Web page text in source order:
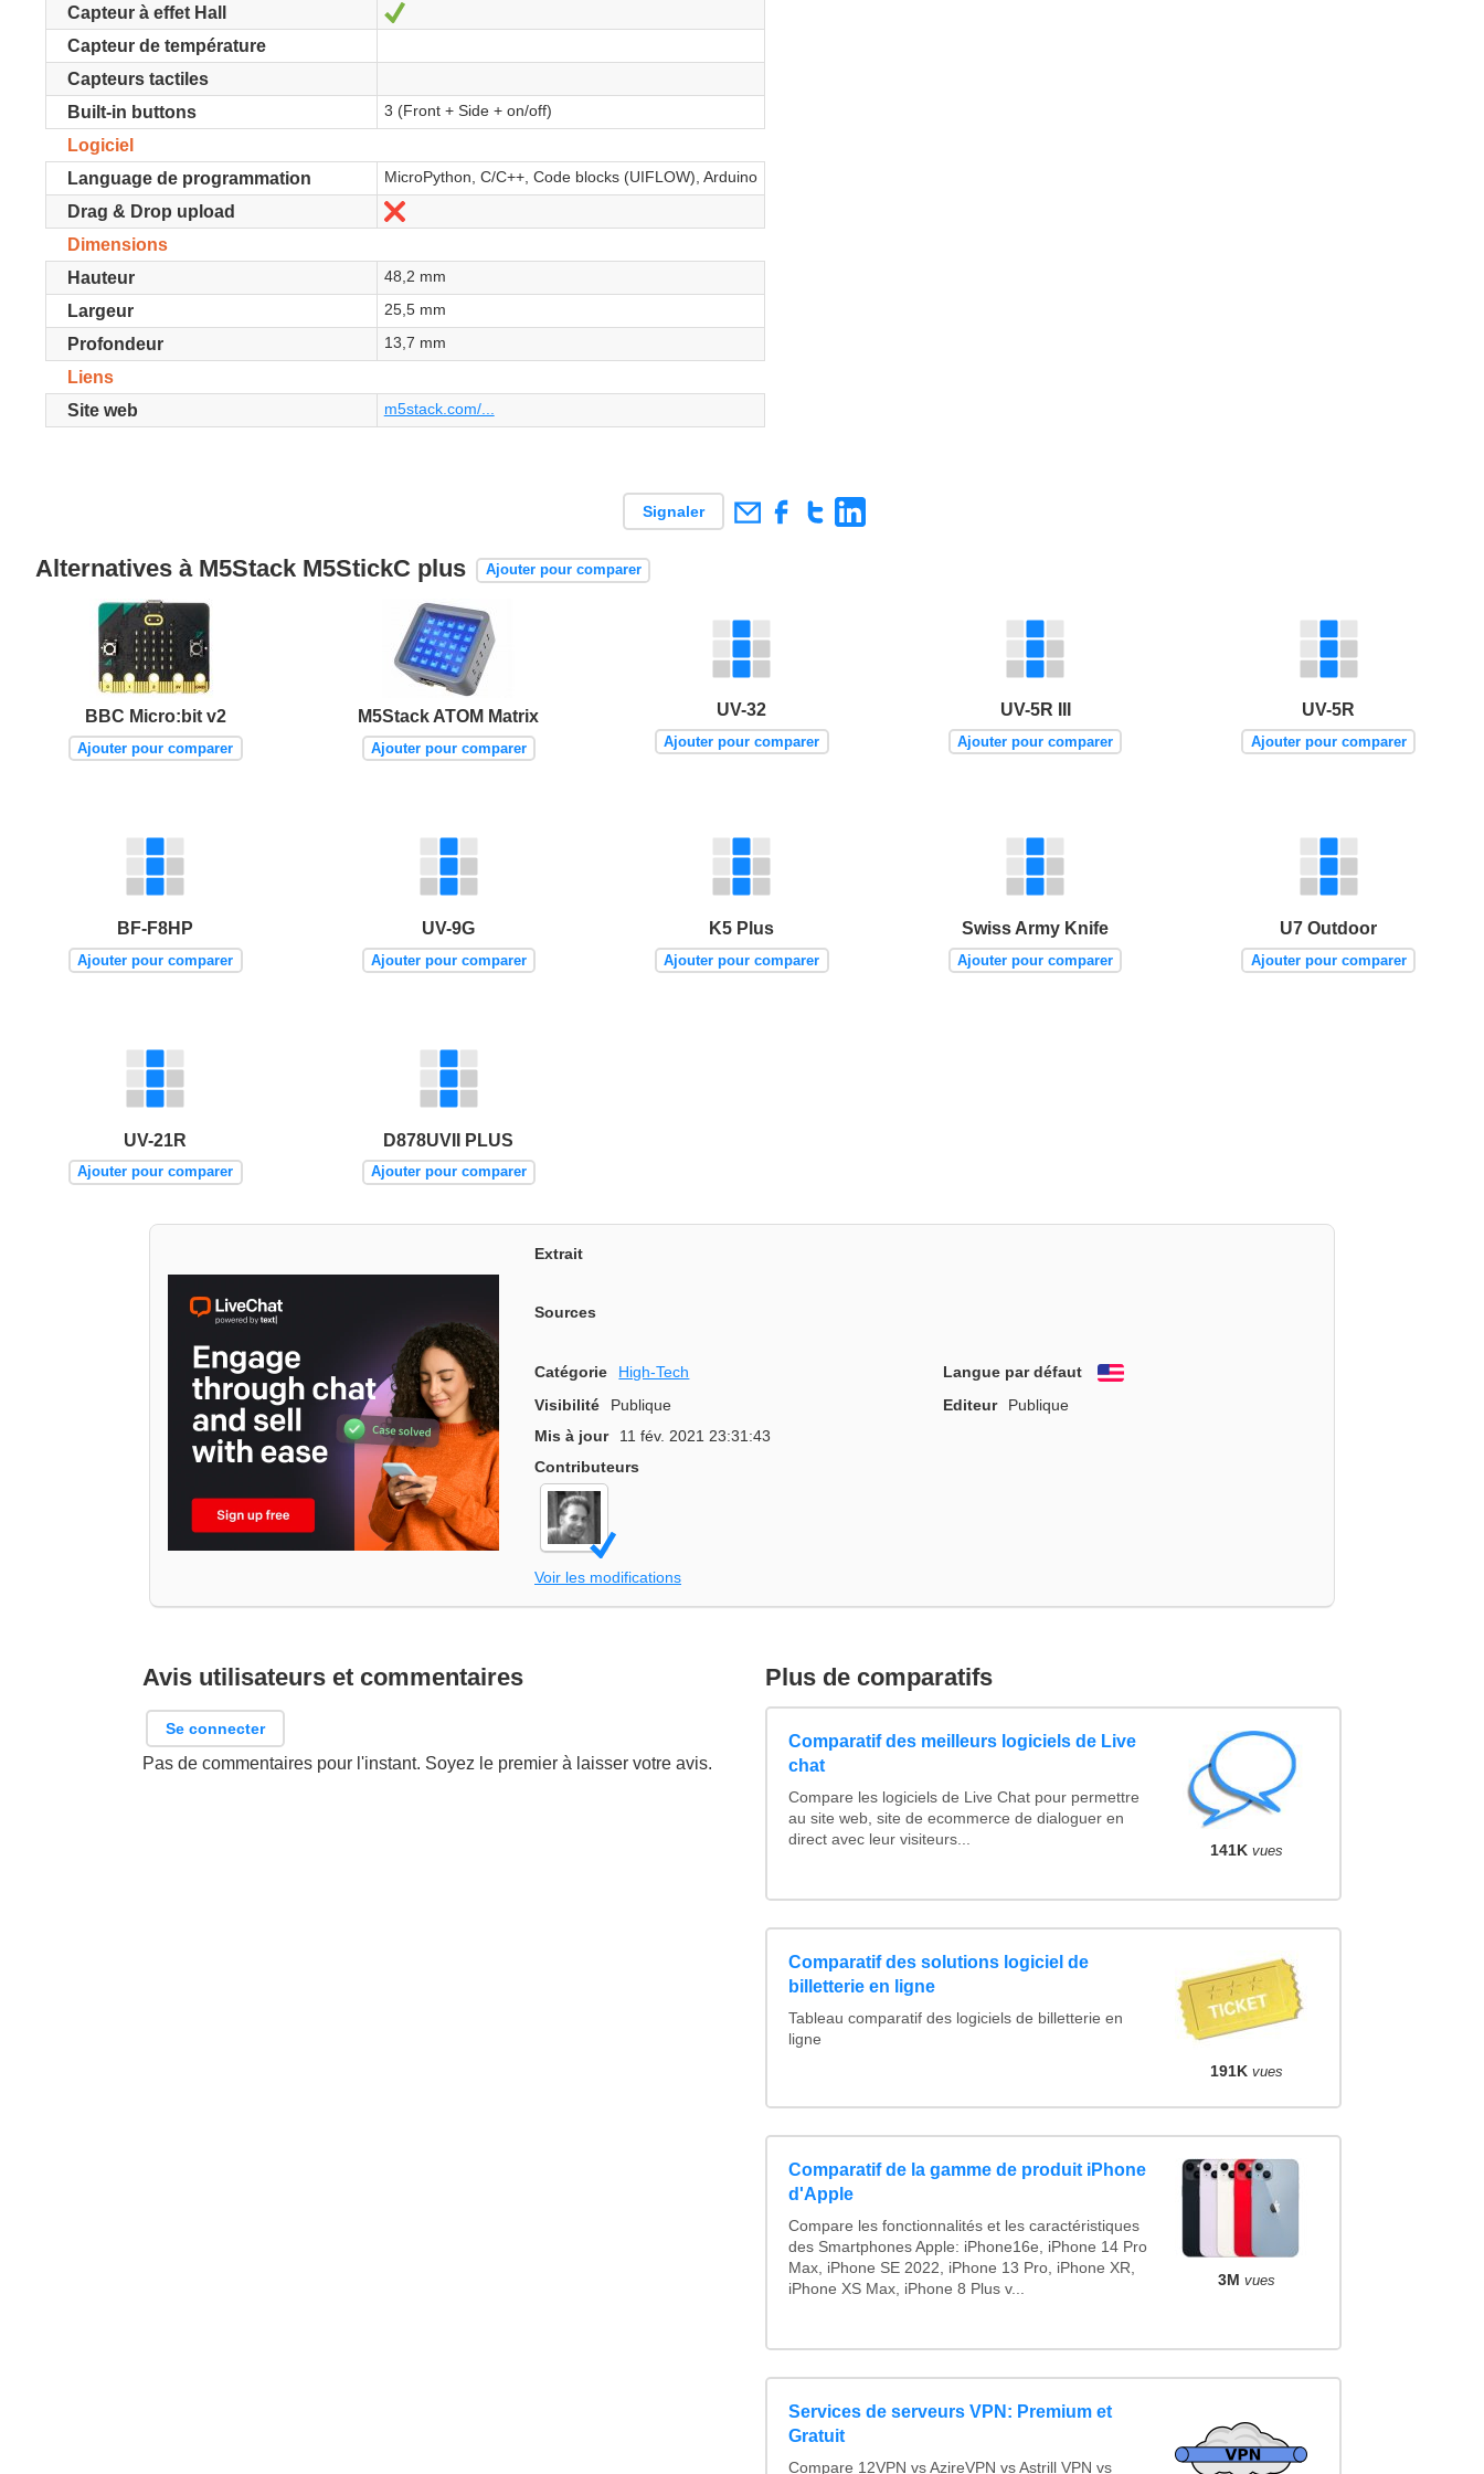
Capteur à effet Hall
Capteur de température
Capteurs tactiles
Built-in buttons
3 (Front + Side + on/off)
Logiciel
Language de programmation
MicroPython, C/C++, Code blocks (UIFLOW), Arduino
Drag & Drop upload Non
Dimensions
Hauteur
48,2 mm
Largeur 25,5 mm
Profondeur 13,7 mm
Liens
Site web
m5stack.com/...
Signaler
Alternatives à M5Stack M5StickC plus Ajouter pour comparer
BBC Micro:bit v2
Ajouter pour comparer
M5Stack ATOM Matrix
Ajouter pour comparer
UV-32
Ajouter pour comparer
UV-5R III
Ajouter pour comparer
UV-5R
Ajouter pour comparer
BF-F8HP
Ajouter pour comparer
UV-9G
Ajouter pour comparer
K5 Plus
Ajouter pour comparer
Swiss Army Knife
Ajouter pour comparer
U7 Outdoor
Ajouter pour comparer
UV-21R
Ajouter pour comparer
D878UVII PLUS
Ajouter pour comparer
Extrait
Sources
Catégorie High-Tech Langue par défaut
English
Visibilité
Publique Editeur
Publique
Mis à jour
11 fév. 2021 23:31:43
Contributeurs
Voir les modifications
Avis utilisateurs et commentaires
Se connecter
Pas de commentaires pour l'instant. Soyez le premier à laisser votre avis.
Plus de comparatifs
Comparatif des meilleurs logiciels de Live
chat
Compare les logiciels de Live Chat pour permettre
au site web, site de ecommerce de dialoguer en
direct avec leur visiteurs...
141K vues
Comparatif des solutions logiciel de
billetterie en ligne
Tableau comparatif des logiciels de billetterie en
ligne
191K vues
Comparatif de la gamme de produit iPhone
d'Apple
Compare les fonctionnalités et les caractéristiques
des Smartphones Apple: iPhone16e, iPhone 14 Pro
Max, iPhone SE 2022, iPhone 13 Pro, iPhone XR,
iPhone XS Max, iPhone 8 Plus v...
3M vues
Services de serveurs VPN: Premium et
Gratuit
Compare 12VPN vs AzireVPN vs Astrill VPN vs